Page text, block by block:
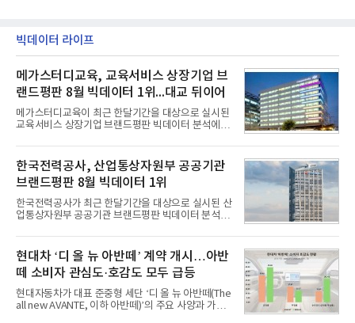
빅데이터 라이프
메가스터디교육, 교육서비스 상장기업 브
랜드평판 8월 빅데이터 1위...대교 뒤이어
메가스터디교육이 최근 한달기간을 대상으로 실시된
교육서비스 상장기업 브랜드평판 빅데이터 분석에서
일 한국기업평판연구소(소장 구창환)는 국내 교육서
비스 상장기업 브랜드를 대상으로 지난 7월 7일부터
8월 7일까지 수집된 소비자 빅데이터 10,074,233건
을 분석한 결과, 메가스터디교육이 브랜드평판지수
1,710,926을 기록하며 8월 1위에 올랐다고 밝혔다.
분석에 활용된 빅데이터는 지난 7월(9,491,206건) 대
비 6.14% 증가한 수치로, 교육서비스 상장기업 브랜
디교육, 대교, 디지
한국전력공사, 산업통상자원부 공공기관
브랜드평판 8월 빅데이터 1위
한국전력공사가 최근 한달기간을 대상으로 실시된 산
업통상자원부 공공기관 브랜드평판 빅데이터 분석에
이 순으로 뒤를 이었다.7일 한국기업평판연구소(소장
구창환)는 산업통상자원부 공공기관 41개 브랜드를
대상으로 지난 7월 7일부터 8월 7일까지 수집된 소비
자 빅데이터 91,102,549건을 분석한 결과, 한국전력
공사가 브랜드평판지수 10,670,633을 기록하며 8월
1위에 올랐다고 밝혔다. 분석에 활용된 빅데이터는 지
난 7월(88,893,823건) 대비 2.48% 증가한 수치다.연
현대차 ‘디 올 뉴 아반떼’ 계약 개시…아반
떼 소비자 관심도·호감도 모두 급등
현대자동차가 대표 준중형 세단 ‘디 올 뉴 아반떼(The
all new AVANTE, 이하 아반떼)’의 주요 사양과 가격